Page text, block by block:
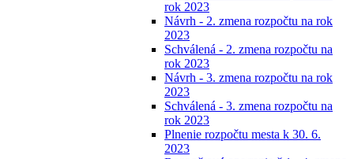
rok 2023
Návrh - 2. zmena rozpočtu na rok
2023
Schválená - 2. zmena rozpočtu na
rok 2023
Návrh - 3. zmena rozpočtu na rok
2023
Schválená - 3. zmena rozpočtu na
rok 2023
Plnenie rozpočtu mesta k 30. 6.
2023